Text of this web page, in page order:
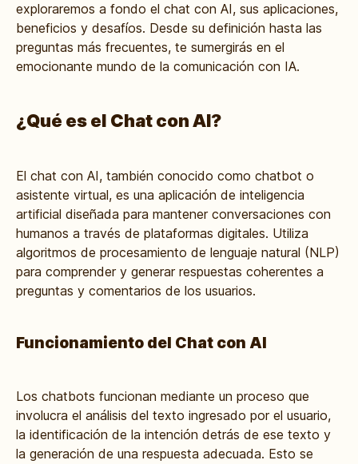
exploraremos a fondo el chat con AI, sus aplicaciones,
beneficios y desafíos. Desde su definición hasta las
preguntas más frecuentes, te sumergirás en el
emocionante mundo de la comunicación con IA.
¿Qué es el Chat con AI?
El chat con AI, también conocido como chatbot o
asistente virtual, es una aplicación de inteligencia
artificial diseñada para mantener conversaciones con
humanos a través de plataformas digitales. Utiliza
algoritmos de procesamiento de lenguaje natural (NLP)
para comprender y generar respuestas coherentes a
preguntas y comentarios de los usuarios.
Funcionamiento del Chat con AI
Los chatbots funcionan mediante un proceso que
involucra el análisis del texto ingresado por el usuario,
la identificación de la intención detrás de ese texto y
la generación de una respuesta adecuada. Esto se